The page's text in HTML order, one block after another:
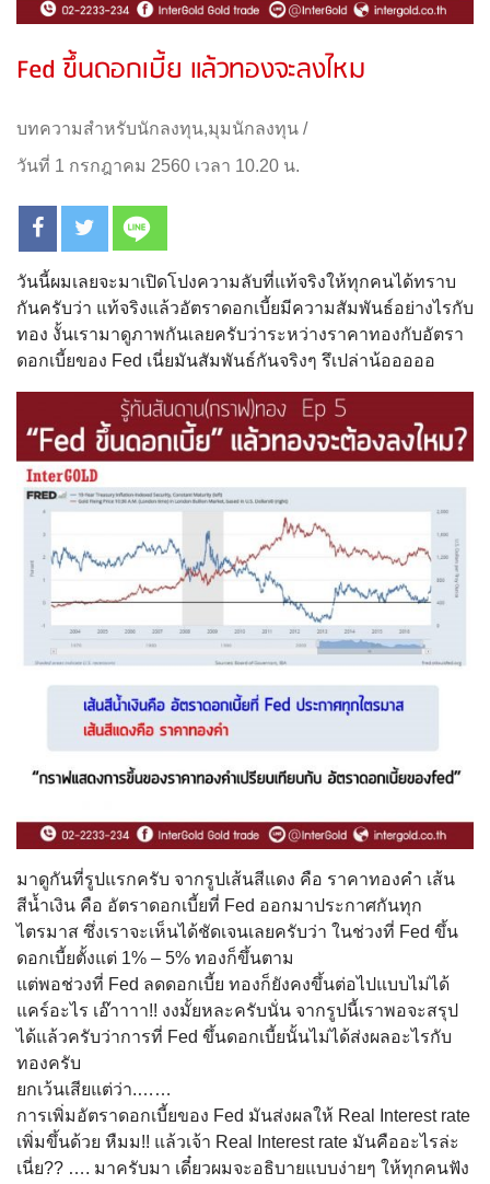
Fed ขึ้นดอกเบี้ย แล้วทองจะลงไหม
บทความสำหรับนักลงทุน,มุมนักลงทุน /
วันที่ 1 กรกฎาคม 2560 เวลา 10.20 น.
วันนี้ผมเลยจะมาเปิดโปงความลับที่แท้จริงให้ทุกคนได้ทราบ
กันครับว่า แท้จริงแล้วอัตราดอกเบี้ยมีความสัมพันธ์อย่างไรกับ
ทอง งั้นเรามาดูภาพกันเลยครับว่าระหว่างราคาทองกับอัตรา
ดอกเบี้ยของ Fed เนี่ยมันสัมพันธ์กันจริงๆ รึเปล่าน้อออออ
มาดูกันที่รูปแรกครับ จากรูปเส้นสีแดง คือ ราคาทองคำ เส้น
สีน้ำเงิน คือ อัตราดอกเบี้ยที่ Fed ออกมาประกาศกันทุก
ไตรมาส ซึ่งเราจะเห็นได้ชัดเจนเลยครับว่า ในช่วงที่ Fed ขึ้น
ดอกเบี้ยตั้งแต่ 1% – 5% ทองก็ขึ้นตาม
แต่พอช่วงที่ Fed ลดดอกเบี้ย ทองก็ยังคงขึ้นต่อไปแบบไม่ได้
แคร์อะไร เอ๊าาาา!! งงมั้ยหละครับนั่น จากรูปนี้เราพอจะสรุป
ได้แล้วครับว่าการที่ Fed ขึ้นดอกเบี้ยนั้นไม่ได้ส่งผลอะไรกับ
ทองครับ
ยกเว้นเสียแต่ว่า.……
การเพิ่มอัตราดอกเบี้ยของ Fed มันส่งผลให้ Real Interest rate
เพิ่มขึ้นด้วย หืมม!! แล้วเจ้า Real Interest rate มันคืออะไรล่ะ
เนี่ย?? …. มาครับมา เดี๋ยวผมจะอธิบายแบบง่ายๆ ให้ทุกคนฟัง